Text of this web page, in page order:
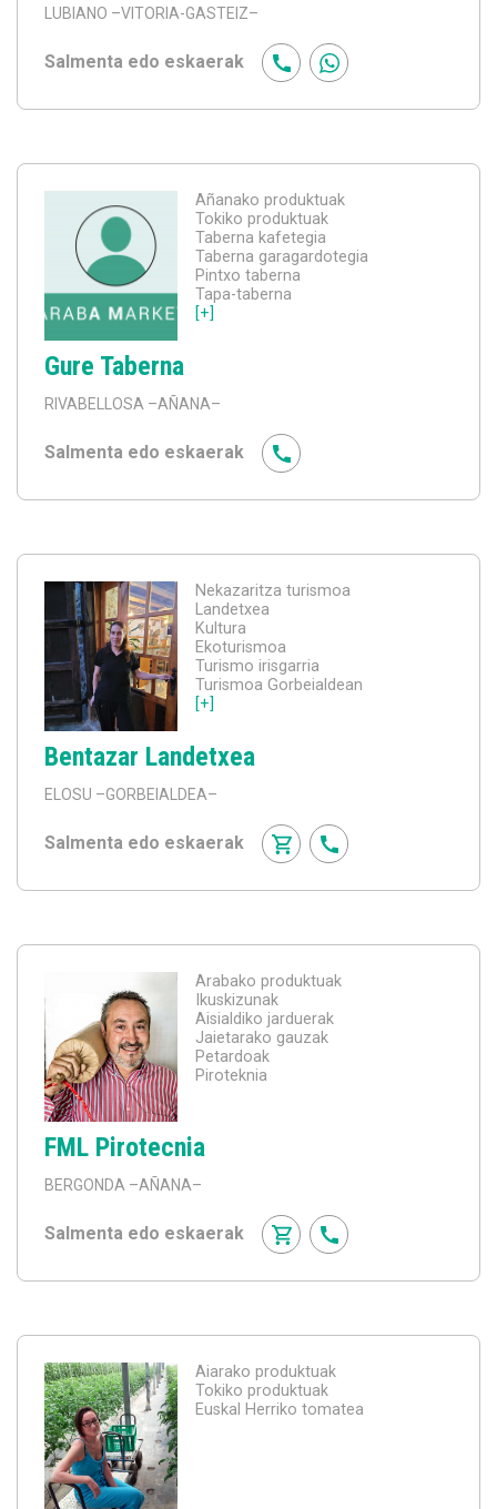
LUBIANO –VITORIA-GASTEIZ–
Salmenta edo eskaerak
Añanako produktuak
Tokiko produktuak
Taberna kafetegia
Taberna garagardotegia
Pintxo taberna
Tapa-taberna
[+]
Gure Taberna
RIVABELLOSA –AÑANA–
Salmenta edo eskaerak
Nekazaritza turismoa
Landetxea
Kultura
Ekoturismoa
Turismo irisgarria
Turismoa Gorbeialdean
[+]
Bentazar Landetxea
ELOSU –GORBEIALDEA–
Salmenta edo eskaerak
Arabako produktuak
Ikuskizunak
Aisialdiko jarduerak
Jaietarako gauzak
Petardoak
Piroteknia
FML Pirotecnia
BERGONDA –AÑANA–
Salmenta edo eskaerak
Aiarako produktuak
Tokiko produktuak
Euskal Herriko tomatea